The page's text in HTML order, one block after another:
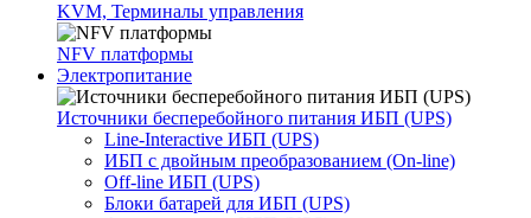
KVM, Терминалы управления
NFV платформы
Электропитание
Источники бесперебойного питания ИБП (UPS)
Line-Interactive ИБП (UPS)
ИБП с двойным преобразованием (On-line)
Off-line ИБП (UPS)
Блоки батарей для ИБП (UPS)